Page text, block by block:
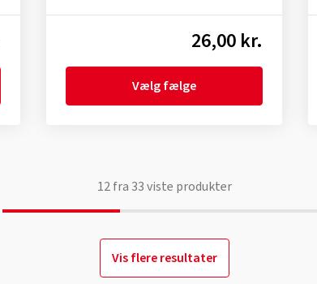
26,00 kr.
Vælg fælge
12fra 33viste produkter
Vis flere resultater